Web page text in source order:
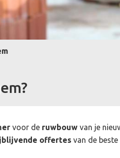
voor de ruwbouw van je
offertes van de